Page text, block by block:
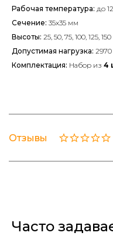
Рабочая температура: до
Сечение: 35х35 мм
Высоты: 25, 50, 75, 100, 125,
Допустимая нагрузка:
Комплектация: Набор из 4
Отзывы
Часто